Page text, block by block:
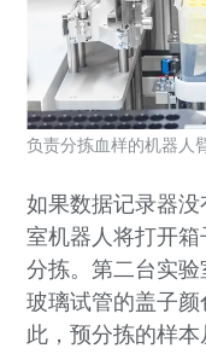
如果数据记录器
室机器人将打开
分拣。第二台实
玻璃试管的盖子
此，预分拣的样
负责分拣血样的机器人